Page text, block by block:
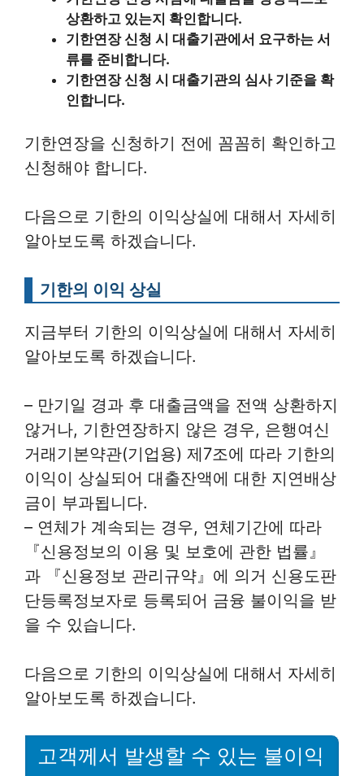
상환하고 있는지 확인합니다.
기한연장 신청 시 대출기관에서 요구하는 서
류를 준비합니다.
기한연장 신청 시 대출기관의 심사 기준을 확
인합니다.
기한연장을 신청하기 전에 꼼꼼히 확인하고
신청해야 합니다.
다음으로 기한의 이익상실에 대해서 자세히
알아보도록 하겠습니다.
기한의 이익 상실
지금부터 기한의 이익상실에 대해서 자세히
알아보도록 하겠습니다.
– 만기일 경과 후 대출금액을 전액 상환하지
않거나, 기한연장하지 않은 경우, 은행여신
거래기본약관(기업용) 제7조에 따라 기한의
이익이 상실되어 대출잔액에 대한 지연배상
금이 부과됩니다.
– 연체가 계속되는 경우, 연체기간에 따라
『신용정보의 이용 및 보호에 관한 법률』
과 『신용정보 관리규약』에 의거 신용도판
단등록정보자로 등록되어 금융 불이익을 받
을 수 있습니다.
다음으로 기한의 이익상실에 대해서 자세히
알아보도록 하겠습니다.
고객께서 발생할 수 있는 불이익